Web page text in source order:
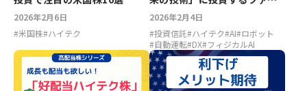
2026年2月6日
#米国株#ハイテク
ド8選
2026年2月4日
#投資信託#ハイテク#AI#ロボット
#自動運転#DX#フィジカルAI